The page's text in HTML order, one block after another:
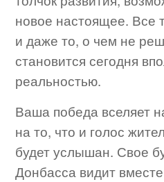
новое настоящее. Все
и даже то, о чем не
становится сегодня
реальностью.
Ваша победа вселяет
на то, что и голос
будет услышан. Свое
Донбасса видит